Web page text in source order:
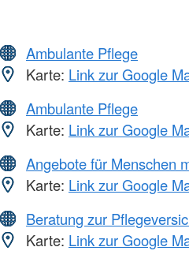
Ambulante Pflege
Karte: Link zur Google
Ambulante Pflege
Karte: Link zur Google
Angebote für Menschen
Karte: Link zur Google
Beratung zur
Karte: Link zur Google